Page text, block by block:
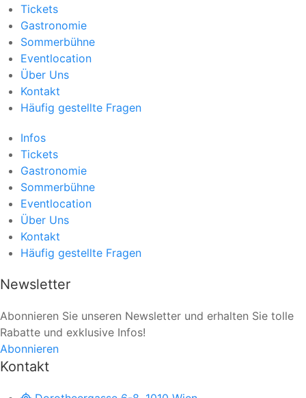
Tickets
Gastronomie
Sommerbühne
Eventlocation
Über Uns
Kontakt
Häufig gestellte Fragen
Infos
Tickets
Gastronomie
Sommerbühne
Eventlocation
Über Uns
Kontakt
Häufig gestellte Fragen
Newsletter
Abonnieren Sie unseren Newsletter und erhalten Sie tolle
Rabatte und exklusive Infos!
Abonnieren
Kontakt